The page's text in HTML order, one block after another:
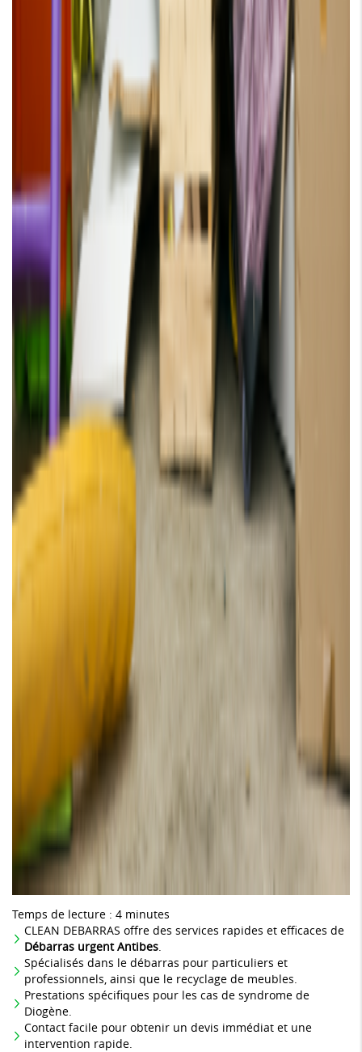
Temps de lecture : 4 minutes
CLEAN DEBARRAS offre des services rapides et efficaces de
Débarras urgent Antibes
Spécialisés dans le débarras pour particuliers et
professionnels, ainsi que le recyclage de meubles.
Prestations spécifiques pour les cas de syndrome de
Diogène.
Contact facile pour obtenir un devis immédiat et une
intervention rapide.